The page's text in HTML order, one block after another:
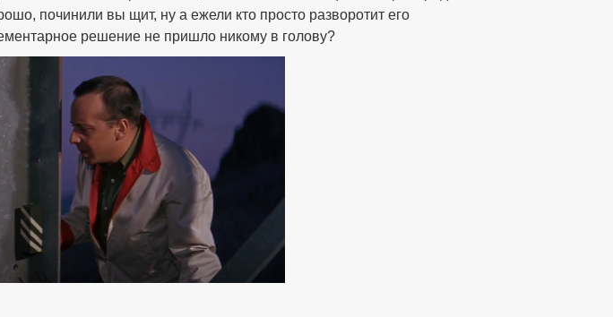
починили вы щит, ну а ежели кто просто разворотит его
решение не пришло никому в голову?